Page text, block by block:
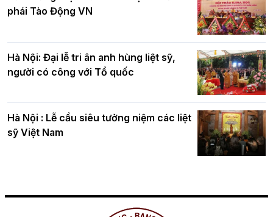
phái Tào Động VN
Hà Nội: Đại lễ tri ân anh hùng liệt sỹ,
người có công với Tổ quốc
Hà Nội : Lễ cầu siêu tưởng niệm các liệt
sỹ Việt Nam